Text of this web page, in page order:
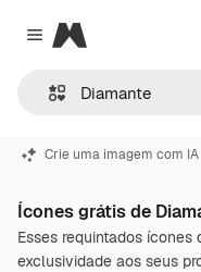
Close menu
Magnific
Crie uma imagem com IA
Ícones grátis de
Esses requintados
exclusividade aos seus